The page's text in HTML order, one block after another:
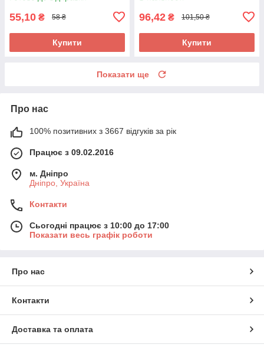
55,10 ₴ 58 ₴
Купити
96,42 ₴ 101,50 ₴
Купити
Показати ще
Про нас
100% позитивних з 3667 відгуків за рік
Працює з 09.02.2016
м. Дніпро
Дніпро, Україна
Контакти
Сьогодні працює з 10:00 до 17:00
Показати весь графік роботи
Про нас
Контакти
Доставка та оплата